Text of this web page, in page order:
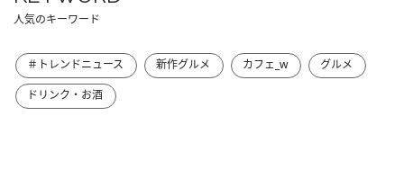
人気のキーワード
＃トレンドニュース 新作グルメ カフェ_w
グルメ
ドリンク・お酒